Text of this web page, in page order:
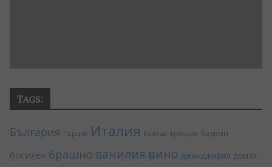
Tags:
България Гърция Италия Коледа Франция бадеми
босилек брашно ванилия вино джинджифил домат